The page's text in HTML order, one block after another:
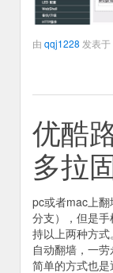
由 qqj1228 发表
优酷
多拉
pc或者mac上
分支），但是
持以上两种方
自动翻墙，一
简单的方式也是